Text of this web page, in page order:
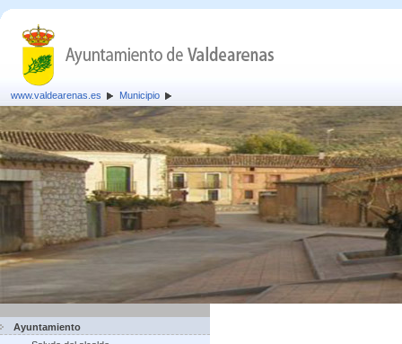
www.valdearenas.es Municipio
Ayuntamiento